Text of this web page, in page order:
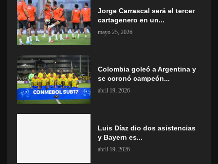
Jorge Carrascal será el tercer
cartagenero en un...
mayo 25, 2026
Colombia goleó a Argentina y
se coronó campeón...
abril 19, 2026
Luis Díaz dio dos asistencias
y Bayern es...
abril 19, 2026